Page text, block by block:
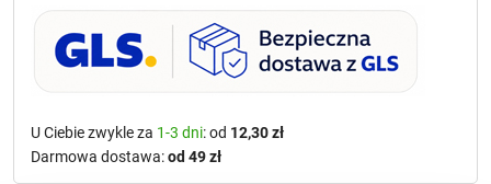
U Ciebie zwykle za 1-3 dni: od 12,30 zł
Darmowa dostawa:od 49 zł